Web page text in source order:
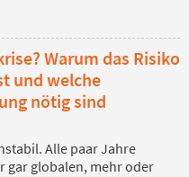
Warum das Risiko
und welche
nötig sind
Alle paar Jahre
gar globalen, mehr oder